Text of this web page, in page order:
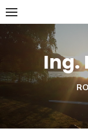
Skip
to
content
Ing.